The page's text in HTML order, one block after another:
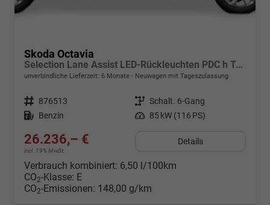
Skoda Octavia
Selection Lane Assist LED-Rückleuchten PDC h Tempomat 2-Zonen Klimaauto. Sitzheizung v
unverbindliche Lieferzeit: 6 Monate Neuwagen mit Tageszulassung
Fahrzeugnr. 876513 Getriebe Schalt. 6-Gang
Kraftstoff Benzin Leistung 85 kW (116 PS)
26.236,– €
incl. 19% MwSt.
Details
Verbrauch kombiniert: 6,50 l/100km
CO2-Klasse: E
CO2-Emissionen: 148,00 g/km